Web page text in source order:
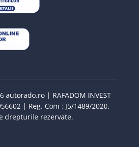
autorado.ro | RAFADOM INVEST
| Reg. Com : J5/1489/2020.
drepturile rezervate.